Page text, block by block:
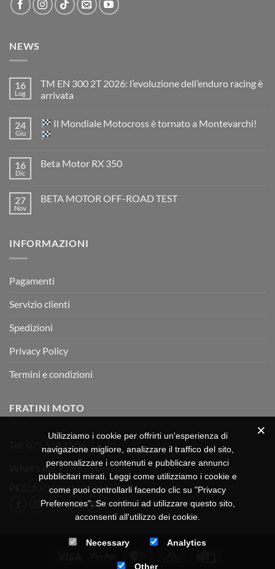
NEWS
16
Lug
TM EN 300 2T 2026: l’evoluzione dell’enduro racing è
arrivata
su
TM
EN
2026:
è
arrivata
24
Giu
Il Mondiale Motocross è tornato a Montevarchi!
su
Motocross
è
16
Dic
Beta Motor RX 350
Beta
27
Nov
BETA MOTOR OFF-ROAD TEST
MOTOR
INFORMAZIONI
Pagamenti
Servizio clienti
Spedizioni
Privacy Policy
Termini e condizioni
FRATINI MOTO
075 518 1504
What's up: +39 3334656649
fratinimoto@lamiapec.it
Utilizziamo i cookie per offrirti un'esperienza di
navigazione migliore, analizzare il traffico del sito,
personalizzare i contenuti e pubblicare annunci
pubblicitari mirati. Leggi come utilizziamo i cookie e
come puoi controllarli facendo clic su "Privacy
Preferences". Se continui ad utilizzare questo sito,
acconsenti all'utilizzo dei cookie.
Necessary Analytics
Other